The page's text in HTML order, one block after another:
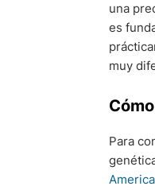
una
es
muy
Para